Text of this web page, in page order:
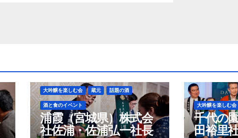
大吟醸を楽しむ会 蔵元 話題の酒
酒と食のイベント
浦霞（宮城県）株式会
社佐浦・佐浦弘一社長
大吟醸を楽しむ会
千代の
田裕里